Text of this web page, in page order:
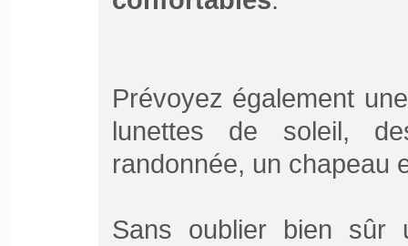
Prévoyez également
lunettes de soleil,
randonnée, un chapeau
Sans oublier bien